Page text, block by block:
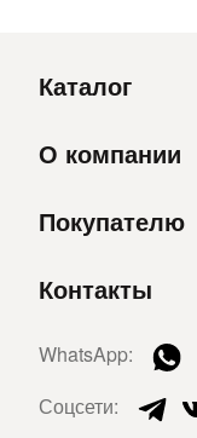
Каталог
О компании
Покупателю
Контакты
WhatsApp:
Соцсети: